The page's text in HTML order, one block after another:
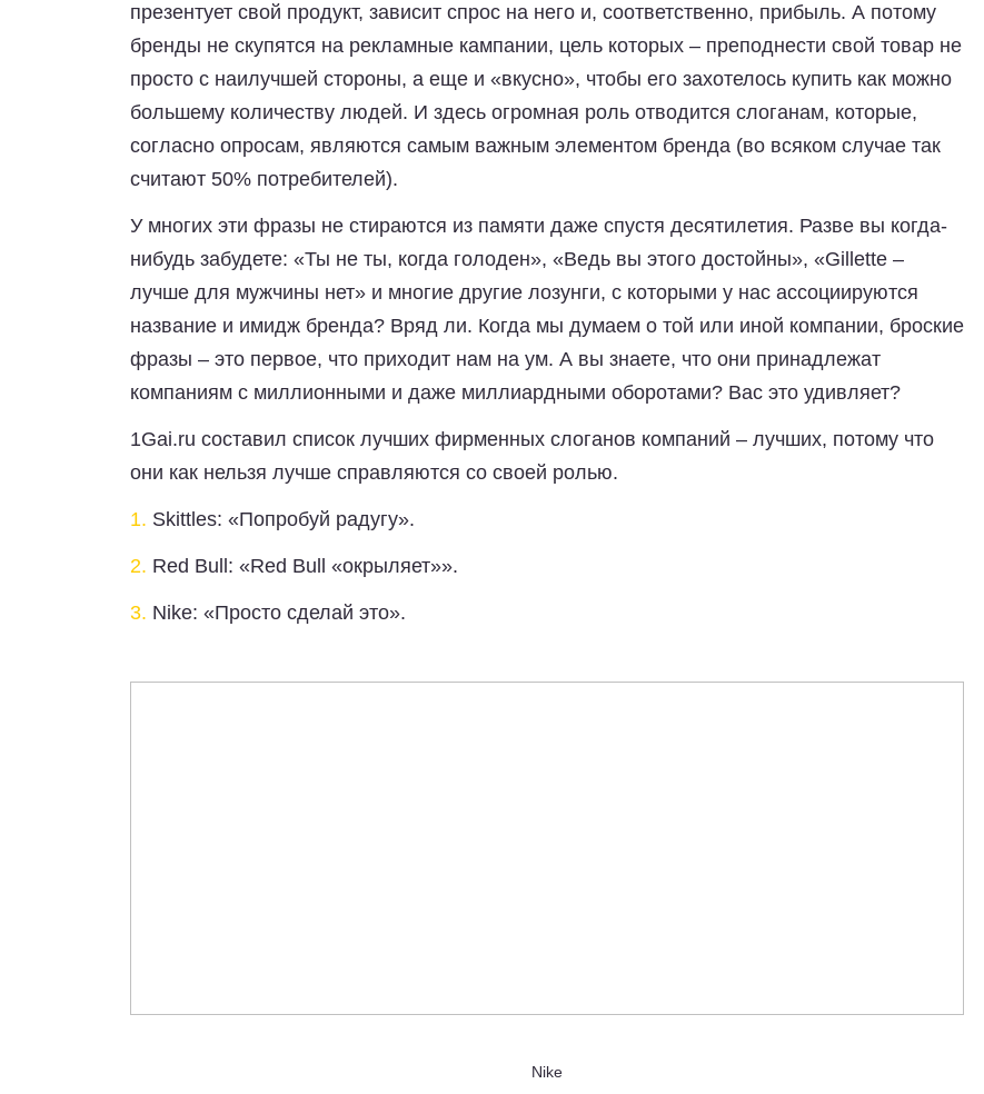
презентует свой продукт, зависит спрос на него и, соответственно, прибыль. А потому
бренды не скупятся на рекламные кампании, цель которых – преподнести свой товар не
просто с наилучшей стороны, а еще и «вкусно», чтобы его захотелось купить как можно
большему количеству людей. И здесь огромная роль отводится слоганам, которые,
согласно опросам, являются самым важным элементом бренда (во всяком случае так
считают 50% потребителей).
У многих эти фразы не стираются из памяти даже спустя десятилетия. Разве вы когда-
нибудь забудете: «Ты не ты, когда голоден», «Ведь вы этого достойны», «Gillette –
лучше для мужчины нет» и многие другие лозунги, с которыми у нас ассоциируются
название и имидж бренда? Вряд ли. Когда мы думаем о той или иной компании, броские
фразы – это первое, что приходит нам на ум. А вы знаете, что они принадлежат
компаниям с миллионными и даже миллиардными оборотами? Вас это удивляет?
1Gai.ru составил список лучших фирменных слоганов компаний – лучших, потому что
они как нельзя лучше справляются со своей ролью.
1. Skittles: «Попробуй радугу».
2. Red Bull: «Red Bull «окрыляет»».
3. Nike: «Просто сделай это».
Nike